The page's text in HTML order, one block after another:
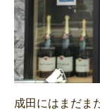
成田にはまだま